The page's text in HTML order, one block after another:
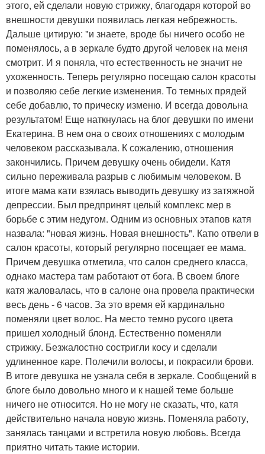
этого, ей сделали новую стрижку, благодаря которой во
внешности девушки появилась легкая небрежность.
Дальше цитирую: "и знаете, вроде бы ничего особо не
поменялось, а в зеркале будто другой человек на меня
смотрит. И я поняла, что естественность не значит не
ухоженность. Теперь регулярно посещаю салон красоты
и позволяю себе легкие изменения. То темных прядей
себе добавлю, то прическу изменю. И всегда довольна
результатом! Еще наткнулась на блог девушки по имени
Екатерина. В нем она о своих отношениях с молодым
человеком рассказывала. К сожалению, отношения
закончились. Причем девушку очень обидели. Катя
сильно переживала разрыв с любимым человеком. В
итоге мама кати взялась выводить девушку из затяжной
депрессии. Был предпринят целый комплекс мер в
борьбе с этим недугом. Одним из основных этапов катя
назвала: "новая жизнь. Новая внешность". Катю отвели в
салон красоты, который регулярно посещает ее мама.
Причем девушка отметила, что салон среднего класса,
однако мастера там работают от бога. В своем блоге
катя жаловалась, что в салоне она провела практически
весь день - 6 часов. За это время ей кардинально
поменяли цвет волос. На место темно русого цвета
пришел холодный блонд. Естественно поменяли
стрижку. Безжалостно состригли косу и сделали
удлиненное каре. Полечили волосы, и покрасили брови.
В итоге девушка не узнала себя в зеркале. Сообщений в
блоге было довольно много и к нашей теме больше
ничего не относится. Но не могу не сказать, что, катя
действительно начала новую жизнь. Поменяла работу,
занялась танцами и встретила новую любовь. Всегда
приятно читать такие истории.